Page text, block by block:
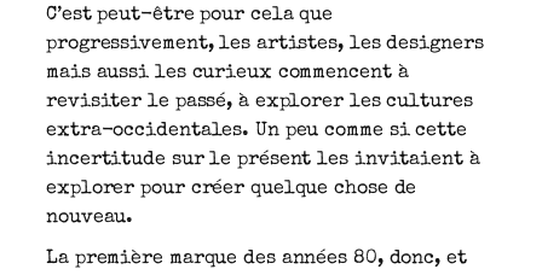
C’est peut-être pour cela que
progressivement, les artistes, les designers
mais aussi les curieux commencent à
revisiter le passé, à explorer les cultures
extra-occidentales. Un peu comme si cette
incertitude sur le présent les invitaient à
explorer pour créer quelque chose de
nouveau.
La première marque des années 80, donc, et